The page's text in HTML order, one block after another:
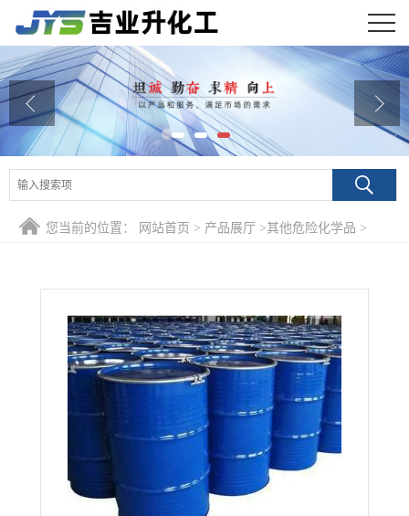
公司首页
公司介绍
公司动态
产品展厅
证书荣誉
在线留言
您当前的位置： 网站首页 > 产品展厅 >其他危险化学品 >